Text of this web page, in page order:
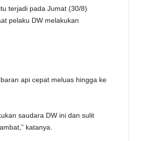
terjadi pada Jumat (30/8)
pelaku DW melakukan
api cepat meluas hingga ke
saudara DW ini dan sulit
katanya.